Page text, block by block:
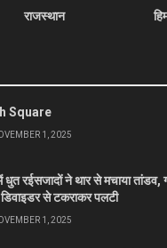
राजस्थान
Square
1, 2025
रईसजादों ने थार से मचाया तांडव,
डिवाइडर से टकराकर पलटी
1, 2025